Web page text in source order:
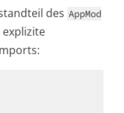
des AppMod